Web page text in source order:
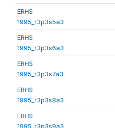
ERHS
1995_r3p3s5a3
ERHS
1995_r3p3s6a3
ERHS
1995_r3p3s7a3
ERHS
1995_r3p3s8a3
ERHS
1995_r3p3s9a3